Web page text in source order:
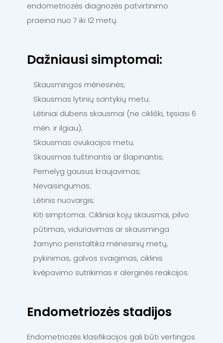
endometriozės diagnozės patvirtinimo
praeina nuo 7 iki 12 metų.
Dažniausi simptomai:
Skausmingos mėnesinės;
Skausmas lytinių santykių metu;
Lėtiniai dubens skausmai (ne cikliški, tęsiasi 6
mėn. ir ilgiau);
Skausmas ovuliacijos metu;
Skausmas tuštinantis ar šlapinantis;
Pernelyg gausus kraujavimas;
Nevaisingumas;
Lėtinis nuovargis;
Kiti simptomai. Cikliniai kojų skausmai, pilvo
pūtimas, viduriavimas ar skausminga
žarnyno peristaltika mėnesinių metų,
pykinimas, galvos svaigimas, ciklinis
kvėpavimo sutrikimas ir alerginės reakcijos.
Endometriozės stadijos
Endometriozės klasifikacijos gali būti vertingos